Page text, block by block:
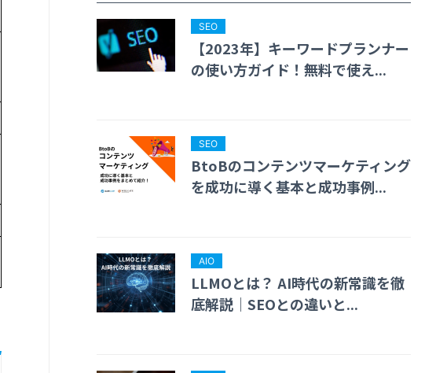
SEO
【2023年】キーワードプランナー
の使い方ガイド！無料で使え...
SEO
BtoBのコンテンツマーケティング
を成功に導く基本と成功事例...
AIO
LLMOとは？ AI時代の新常識を徹
底解説｜SEOとの違いと...